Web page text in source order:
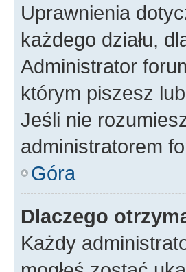
Uprawnienia
każdego działu,
Administrator
którym piszesz
Jeśli nie
administratorem
Góra
Dlaczego
Każdy